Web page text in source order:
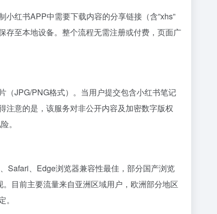
红书APP中需要下载内容的分享链接（含”xhs”
存至本地设备。整个流程无需注册或付费，页面广
（JPG/PNG格式）。当用户提交包含小红书笔记
注意的是，该服务对非公开内容及加密数字版权
。
Safari、Edge浏览器兼容性最佳，部分国产浏览
目前主要流量来自亚洲区域用户，欧洲部分地区